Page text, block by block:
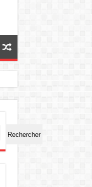
Rechercher